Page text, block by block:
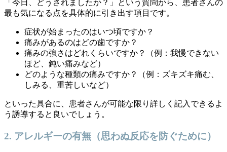
「今日、どうされましたか？」という質問から、患者さんの
最も気になる点を具体的に引き出す項目です。
症状が始まったのはいつ頃ですか？
痛みがあるのはどの歯ですか？
痛みの強さはどれくらいですか？（例：我慢できない
ほど、鈍い痛みなど）
どのような種類の痛みですか？（例：ズキズキ痛む、
しみる、重苦しいなど）
といった具合に、患者さんが可能な限り詳しく記入できるよ
う誘導すると良いでしょう。
2. アレルギーの有無（思わぬ反応を防ぐために）